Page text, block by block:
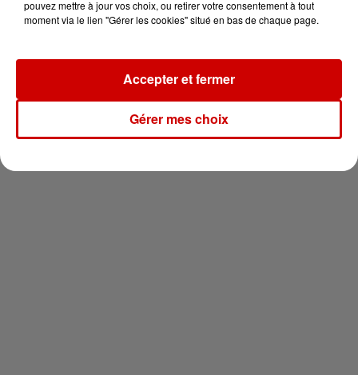
Newsletter
pouvez mettre à jour vos choix, ou retirer votre consentement à tout
moment via le lien "Gérer les cookies" situé en bas de chaque page.
Gérer mes choix
Accepter et fermer